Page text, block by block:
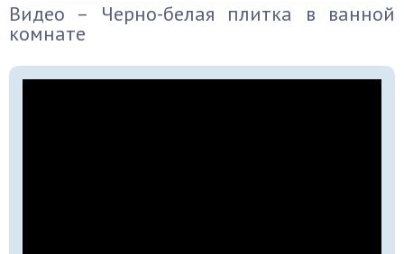
Видео – Черно-белая плитка в ванной
комнате